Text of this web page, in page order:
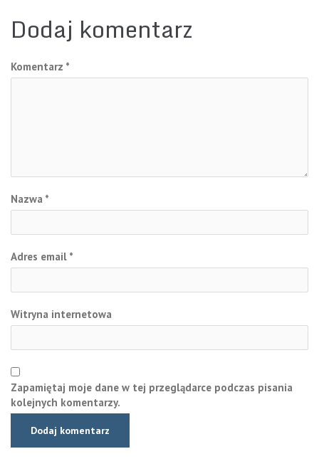
Dodaj komentarz
Komentarz *
Nazwa *
Adres email *
Witryna internetowa
Zapamiętaj moje dane w tej przeglądarce podczas pisania
kolejnych komentarzy.